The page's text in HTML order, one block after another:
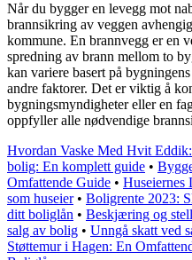
Når du bygger en levegg mot
brannsikring av veggen
kommune. En brannvegg er en
spredning av brann mellom to
kan variere basert på
andre faktorer. Det er viktig å
bygningsmyndigheter eller en
oppfyller alle nødvendige
Hvordan Vaske Med Hvit
bolig: En komplett guide •
Omfattende Guide • Huseiernes
som huseier• Boligrente 2023:
ditt boliglån • Beskjæring og
salg av bolig • Unngå skatt ved
Støttemur i Hagen: En